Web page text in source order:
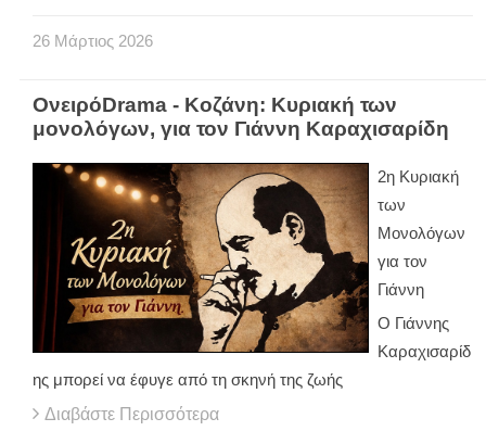
26 Μάρτιος 2026
ΟνειρόDrama - Κοζάνη: Κυριακή των
μονολόγων, για τον Γιάννη Καραχισαρίδη
2η Κυριακή
των
Μονολόγων
για τον
Γιάννη
Ο Γιάννης
Καραχισαρίδ
ης μπορεί να έφυγε από τη σκηνή της ζωής
Διαβάστε Περισσότερα